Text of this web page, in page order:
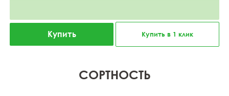
Купить Купить в 1 клик
СОРТНОСТЬ